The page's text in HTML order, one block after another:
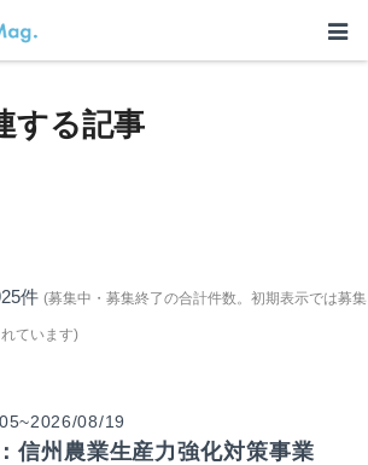
>長野県に関連する記事
する記事
件 (募集中・募集終了の合計件数。初期表示では募集
ています)
08/19
信州農業生産力強化対策事業